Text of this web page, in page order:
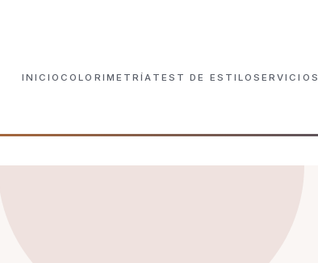
INICIOCOLORIMETRÍA TEST DE ESTILOSERVICIOS
Estudio de Color Online